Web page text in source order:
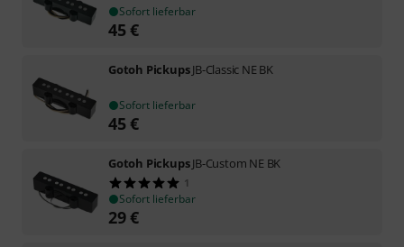
Sofort lieferbar
45€
Gotoh PickupsJB-Classic NE BK
Sofort lieferbar
45€
Gotoh PickupsJB-Custom NE BK
1
Sofort lieferbar
29€